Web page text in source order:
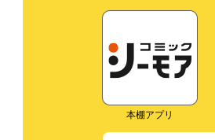
本棚アプリ